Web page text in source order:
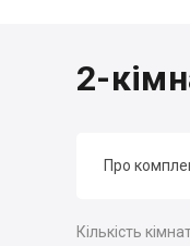
Про
2-
Кількість